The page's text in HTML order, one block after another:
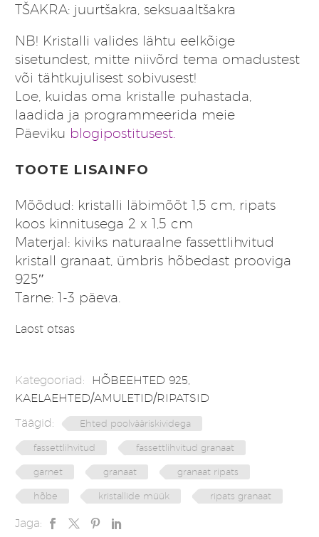
TŠAKRA: juurtšakra, seksuaaltšakra
NB! Kristalli valides lähtu eelkõige
sisetundest, mitte niivõrd tema omadustest
või tähtkujulisest sobivusest!
Loe, kuidas oma kristalle puhastada,
laadida ja programmeerida meie
Päeviku blogipostitusest.
TOOTE LISAINFO
Mõõdud: kristalli läbimõõt 1,5 cm, ripats
koos kinnitusega 2 x 1,5 cm
Materjal: kiviks naturaalne fassettlihvitud
kristall granaat, ümbris hõbedast prooviga
925″
Tarne: 1-3 päeva.
Laost otsas
Kategooriad: HÕBEEHTED 925,
KAELAEHTED/AMULETID/RIPATSID
Täägid:
Ehted poolvääriskividega
fassettlihvitud fassettlihvitud granaat
garnet granaat granaat ripats
hõbe kristallide müük ripats granaat
Jaga: